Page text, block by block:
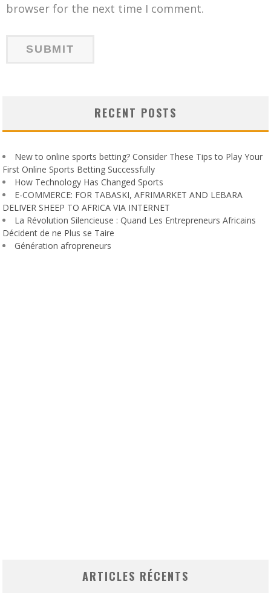
browser for the next time I comment.
RECENT POSTS
New to online sports betting? Consider These Tips to Play Your
First Online Sports Betting Successfully
How Technology Has Changed Sports
E-COMMERCE: FOR TABASKI, AFRIMARKET AND LEBARA
DELIVER SHEEP TO AFRICA VIA INTERNET
La Révolution Silencieuse : Quand Les Entrepreneurs Africains
Décident de ne Plus se Taire
Génération afropreneurs
ARTICLES RÉCENTS